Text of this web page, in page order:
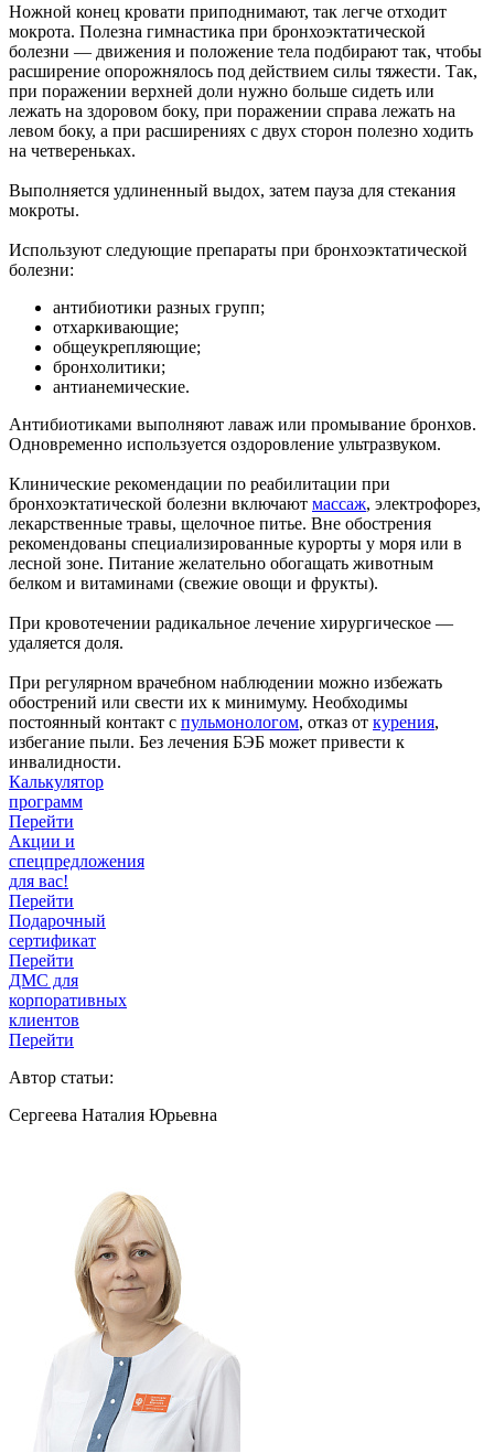
Ножной конец кровати приподнимают, так легче отходит
мокрота. Полезна гимнастика при бронхоэктатической
болезни — движения и положение тела подбирают так, чтобы
расширение опорожнялось под действием силы тяжести. Так,
при поражении верхней доли нужно больше сидеть или
лежать на здоровом боку, при поражении справа лежать на
левом боку, а при расширениях с двух сторон полезно ходить
на четвереньках.
Выполняется удлиненный выдох, затем пауза для стекания
мокроты.
Используют следующие препараты при бронхоэктатической
болезни:
антибиотики разных групп;
отхаркивающие;
общеукрепляющие;
бронхолитики;
антианемические.
Антибиотиками выполняют лаваж или промывание бронхов.
Одновременно используется оздоровление ультразвуком.
Клинические рекомендации по реабилитации при
бронхоэктатической болезни включают массаж, электрофорез,
лекарственные травы, щелочное питье. Вне обострения
рекомендованы специализированные курорты у моря или в
лесной зоне. Питание желательно обогащать животным
белком и витаминами (свежие овощи и фрукты).
При кровотечении радикальное лечение хирургическое —
удаляется доля.
При регулярном врачебном наблюдении можно избежать
обострений или свести их к минимуму. Необходимы
постоянный контакт с пульмонологом, отказ от курения,
избегание пыли. Без лечения БЭБ может привести к
инвалидности.
Калькулятор
программ
Перейти
Акции и
спецпредложения
для вас!
Перейти
Подарочный
сертификат
Перейти
ДМС для
корпоративных
клиентов
Перейти
Автор статьи:
Сергеева Наталия Юрьевна